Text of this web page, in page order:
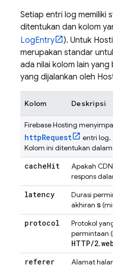
Setiap entri log memiliki
ditentukan dan kolom
LogEntry
). Untuk
merupakan standar
ada nilai kolom lain
yang dijalankan oleh
Kolom Deskripsi
Firebase Hosting
httpRequest
entri log.
Kolom ini ditentukan dalam
cacheHit Apakah CDN
respons
latency
Durasi
akhiran s
protocol
Protokol
permintaan
HTTP/2,
referer
Alamat